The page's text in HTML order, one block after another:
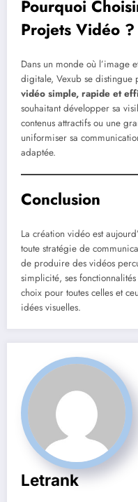
Pourquoi
Projets Vidéo ?
Dans un monde où l’image
digitale, Vexub se distingue
vidéo simple, rapide et
souhaitant développer sa
contenus attractifs ou une
uniformiser sa
adaptée.
Conclusion
La création vidéo est
toute stratégie de
de produire des vidéos
simplicité, ses
choix pour toutes celles et
idées visuelles.
Letrank